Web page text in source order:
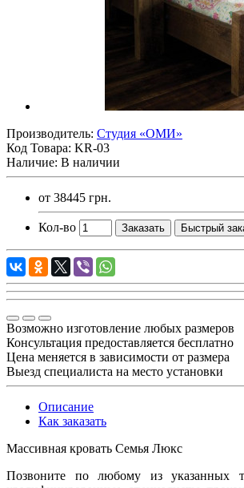
Производитель: Студия «ОМИ»
Код Товара: KR-03
Наличие: В наличии
от 38445 грн.
Кол-во Заказать Быстрый
Возможно изготовление любых размеров
Консультация предоставляется бесплатно
Цена меняется в зависимости от размера
Выезд специалиста на место установки
Описание
Как заказать
Массивная кровать Семья Люкс
Позвоните по любому из указанных